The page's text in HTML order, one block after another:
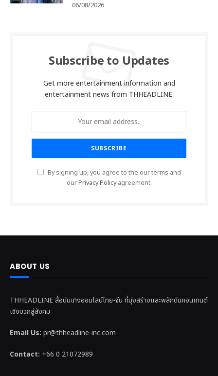
06/08/2026
Subscribe to Updates
Get more entertainment information and
entertainment news from THHEADLINE.
By signing up, you agree to the our terms and
ourPrivacy Policyagreement.
ABOUT US
THHEADLINE สื่อบันเทิงออนไลน์ไทย-จีน ที่มุ่งสร้างและพลักดันคอนเทนต์
เชิงบวกสู่สังคม
Email Us: pr@thheadline-inc.com
Contact: +66 0 21072989